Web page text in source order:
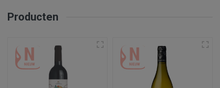
Producten